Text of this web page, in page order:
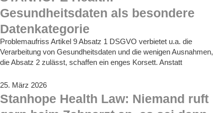
Gesundheitsdaten als besondere
Datenkategorie
Problemaufriss Artikel 9 Absatz 1 DSGVO verbietet u.a. die
Verarbeitung von Gesundheitsdaten und die wenigen Ausnahmen,
die Absatz 2 zulässt, schaffen ein enges Korsett. Anstatt
25. März 2026
Stanhope Health Law: Niemand ruft